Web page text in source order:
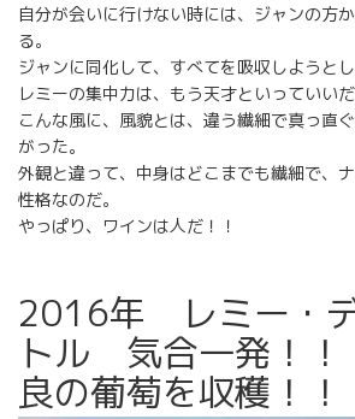
自分が会いに行けない時には、ジャンの方
る。
ジャンに同化して、すべてを吸収しようとし
レミーの集中力は、もう天才といっていいだ
こんな風に、風貌とは、違う繊細で真っ直
がった。
外観と違って、中身はどこまでも繊細で、
性格なのだ。
やっぱり、ワインは人だ！！
2016年 レミー・
トル 気合一発！
良の葡萄を収穫！！